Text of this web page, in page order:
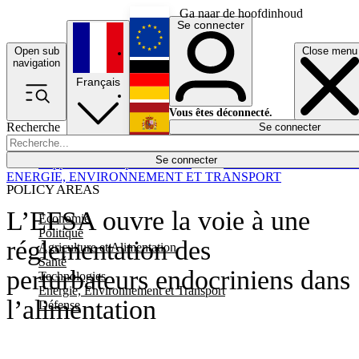
Ga naar de hoofdinhoud
Open sub
navigation
Close menu
Recherche
Se connecter
POLICY AREAS
Economie
Politique
Agriculture et Alimentation
Santé
Technologies
Energie, Environnement et Transport
Défense
Économie
Français
English
Deutsch
Español
Se connecter
Vous êtes déconnecté.
Se connecter
L’EFSA ouvre la voie à une
réglementation des
perturbateurs endocriniens dans
l’alimentation
ENERGIE, ENVIRONNEMENT ET TRANSPORT